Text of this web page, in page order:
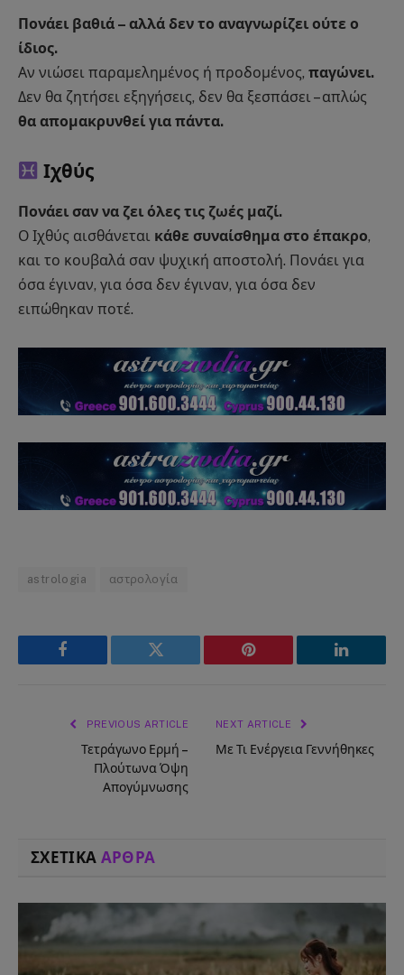
Πονάει βαθιά – αλλά δεν το αναγνωρίζει ούτε ο
ίδιος.
Αν νιώσει παραμελημένος ή προδομένος, παγώνει.
Δεν θα ζητήσει εξηγήσεις, δεν θα ξεσπάσει – απλώς
θα απομακρυνθεί για πάντα.
Ιχθύς
Πονάει σαν να ζει όλες τις ζωές μαζί.
Ο Ιχθύς αισθάνεται κάθε συναίσθημα στο έπακρο,
και το κουβαλά σαν ψυχική αποστολή. Πονάει για
όσα έγιναν, για όσα δεν έγιναν, για όσα δεν
ειπώθηκαν ποτέ.
astrologia αστρολογία
Facebook Twitter Pinterest LinkedIn
PREVIOUS ARTICLE
Τετράγωνο Ερμή –
Πλούτωνα Όψη
Απογύμνωσης
NEXT ARTICLE
Με Τι Ενέργεια Γεννήθηκες
ΣΧΕΤΙΚΑ ΑΡΘΡΑ